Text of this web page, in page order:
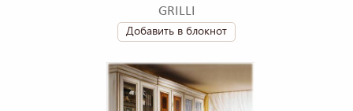
GRILLI
Добавить в блокнот